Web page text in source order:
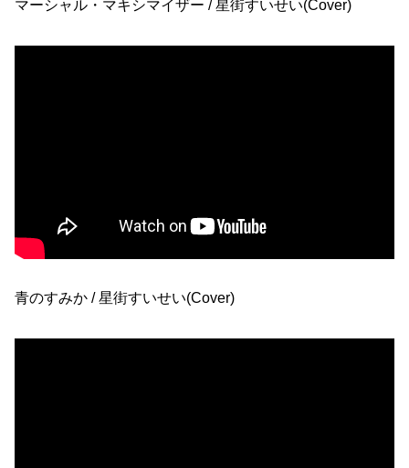
マーシャル・マキシマイザー / 星街すいせい(Cover)
青のすみか / 星街すいせい(Cover)